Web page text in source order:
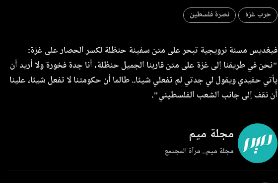
حرب غزة نصرة فلسطين
فيغديس مسنة نرويجية تبحر على متن سفينة حنظلة لكسر الحصار على غزة:
"نحن في طريقنا إلى غزة على متن قاربنا الجميل حنظلة، أنا جدة فخورة ولا أريد أن
يأتي حفيدي ويقول لي جدتي لم تفعلي شيئا.. طالما أن حكومتنا لا تفعل شيئا، علينا
أن نقف إلى جانب الشعب الفلسطيني".
مجلة ميم
مجلة ميم.. مرآة المجتمع